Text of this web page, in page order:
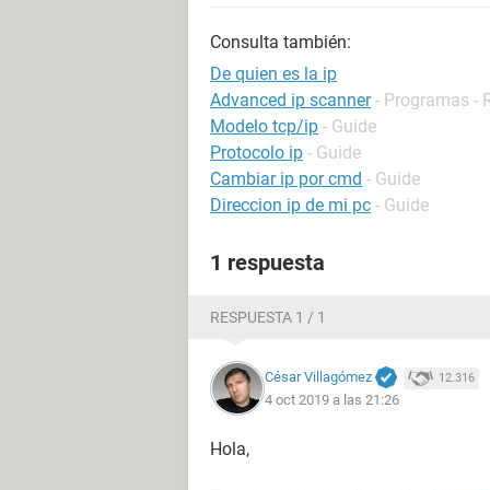
Consulta también:
De quien es la ip
Advanced ip scanner - Programas -
Modelo tcp/ip - Guide
Protocolo ip - Guide
Cambiar ip por cmd - Guide
Direccion ip de mi pc - Guide
1 respuesta
RESPUESTA 1 / 1
César Villagómez 12.316
4 oct 2019 a las 21:26
Hola,